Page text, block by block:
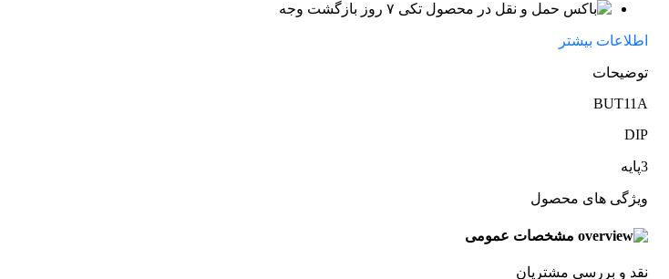
۷ روز بازگشت وجه
اطلاعات بیشتر
توضیحات
BUT11A
DIP
3پایه
ویژگی های محصول
مشخصات عمومی
نقد و بررسی مشتریان